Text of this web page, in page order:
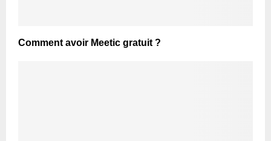
Comment avoir Meetic gratuit ?